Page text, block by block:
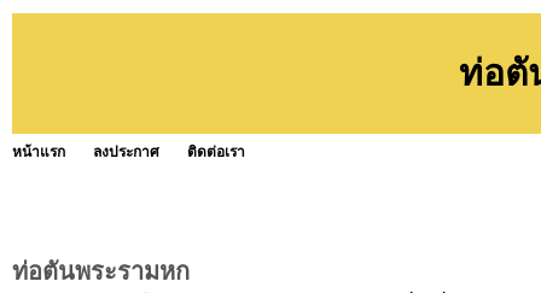
ท่อตั
หน้าแรก ลงประกาศ ติดต่อเรา
ท่อตันพระรามหก